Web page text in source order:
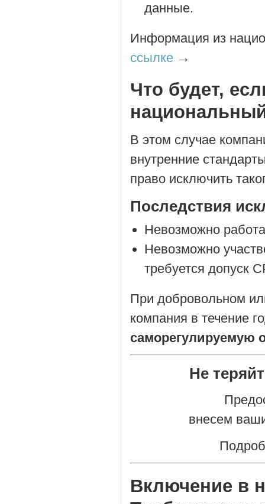
данные.
Информация из
ссылке →
Что будет,
В этом случае
внутренние
право исключить
Последствия
Невозможно
Невозможно
требуется допуск
При добровольном
компания в течение
саморегулируемую
Не
внесем
Включение в